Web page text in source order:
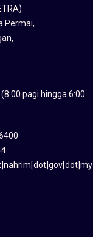
Permai,
pagi hingga 6:00